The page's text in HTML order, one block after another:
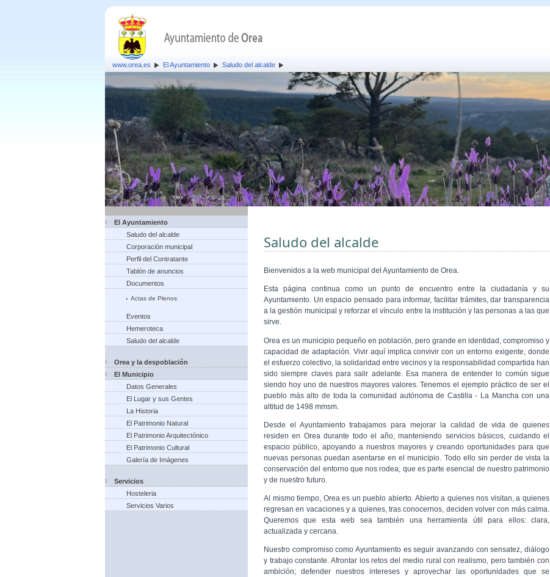
www.orea.es El Ayuntamiento Saludo del alcalde
El Ayuntamiento
Saludo del alcalde
Corporación municipal
Perfil del Contratante
Tablón de anuncios
Documentos
Actas de Plenos
Eventos
Hemeroteca
Saludo del alcalde
Orea y la despoblación
El Municipio
Datos Generales
El Lugar y sus Gentes
La Historia
El Patrimonio Natural
El Patrimonio Arquitectónico
El Patrimonio Cultural
Galería de Imágenes
Servicios
Hosteleria
Servicios Varios
Saludo del alcalde
Bienvenidos a la web municipal del Ayuntamiento de Orea.
Esta página continua como un punto de encuentro entre la ciudadanía y su
Ayuntamiento. Un espacio pensado para informar, facilitar trámites, dar transparencia
a la gestión municipal y reforzar el vínculo entre la institución y las personas a las que
sirve.
Orea es un municipio pequeño en población, pero grande en identidad, compromiso y
capacidad de adaptación. Vivir aquí implica convivir con un entorno exigente, donde
el esfuerzo colectivo, la solidaridad entre vecinos y la responsabilidad compartida han
sido siempre claves para salir adelante. Esa manera de entender lo común sigue
siendo hoy uno de nuestros mayores valores. Tenemos el ejemplo práctico de ser el
pueblo más alto de toda la comunidad autónoma de Castilla - La Mancha con una
altitud de 1498 mmsm.
Desde el Ayuntamiento trabajamos para mejorar la calidad de vida de quienes
residen en Orea durante todo el año, manteniendo servicios básicos, cuidando el
espacio público, apoyando a nuestros mayores y creando oportunidades para que
nuevas personas puedan asentarse en el municipio. Todo ello sin perder de vista la
conservación del entorno que nos rodea, que es parte esencial de nuestro patrimonio
y de nuestro futuro.
Al mismo tiempo, Orea es un pueblo abierto. Abierto a quienes nos visitan, a quienes
regresan en vacaciones y a quienes, tras conocernos, deciden volver con más calma.
Queremos que esta web sea también una herramienta útil para ellos: clara,
actualizada y cercana.
Nuestro compromiso como Ayuntamiento es seguir avanzando con sensatez, diálogo
y trabajo constante. Afrontar los retos del medio rural con realismo, pero también con
ambición; defender nuestros intereses y aprovechar las oportunidades que se